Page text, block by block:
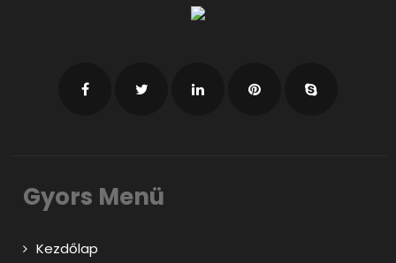
Gyors Menü
Kezdőlap